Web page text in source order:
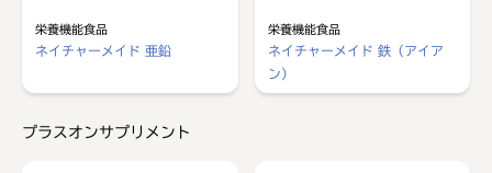
栄養機能食品
ネイチャーメイド 亜鉛
栄養機能食品
ネイチャーメイド 鉄（アイア
ン）
プラスオンサプリメント